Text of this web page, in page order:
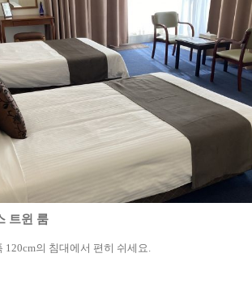
트윈 룸
120cm의 침대에서 편히 쉬세요.